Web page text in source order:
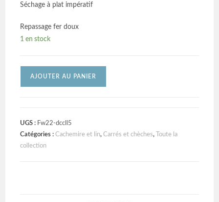
Séchage à plat impératif
Repassage fer doux
1 en stock
AJOUTER AU PANIER
UGS : Fw22-dccll5
Catégories :Cachemire et lin,Carrés et chèches,
Toute la
collection